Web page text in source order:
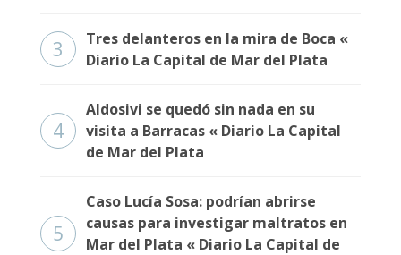
3
Tres delanteros en la mira de Boca «
Diario La Capital de Mar del Plata
4
Aldosivi se quedó sin nada en su
visita a Barracas « Diario La Capital
de Mar del Plata
5
Caso Lucía Sosa: podrían abrirse
causas para investigar maltratos en
Mar del Plata « Diario La Capital de